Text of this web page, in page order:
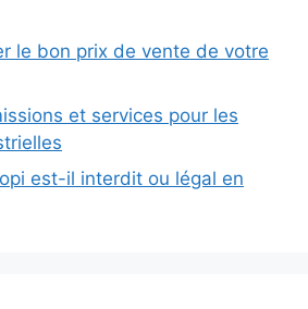
le bon prix de vente de votre
et services pour les
est-il interdit ou légal en